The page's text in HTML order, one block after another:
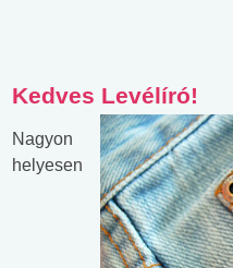
Kedves Levélíró!
Nagyon
helyesen